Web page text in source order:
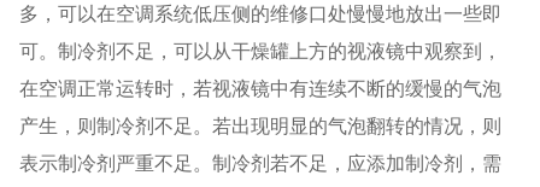
多，可以在空调系统低压侧的维修口处慢慢地放出一些即
可。制冷剂不足，可以从干燥罐上方的视液镜中观察到，
在空调正常运转时，若视液镜中有连续不断的缓慢的气泡
产生，则制冷剂不足。若出现明显的气泡翻转的情况，则
表示制冷剂严重不足。制冷剂若不足，应添加制冷剂，需